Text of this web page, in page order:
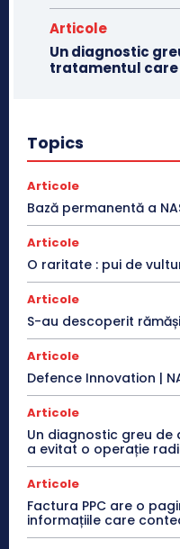
Articole
Un diagnostic
tratamentul care
Topics
Articole
Bază permanentă a
Articole
O raritate : pui de
Articole
S-au descoperit
Articole
Defence Innovation |
Articole
Un diagnostic greu
a evitat o operație
Articole
Factura PPC are o
informațiile care